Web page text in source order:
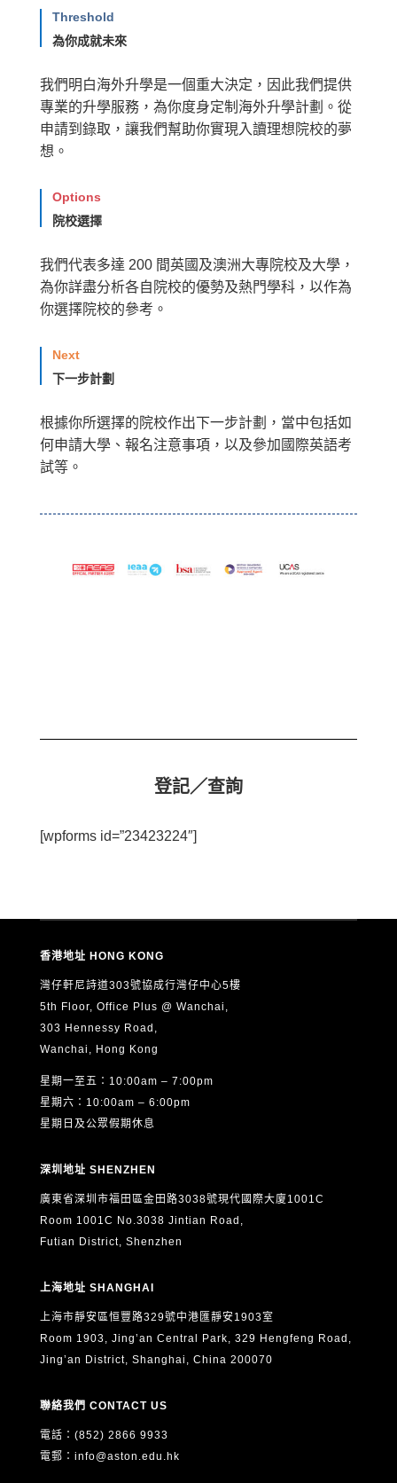
Threshold
為你成就未來
我們明白海外升學是一個重大決定，因此我們提供
專業的升學服務，為你度身定制海外升學計劃。從
申請到錄取，讓我們幫助你實現入讀理想院校的夢
想。
Options
院校選擇
我們代表多達 200 間英國及澳洲大專院校及大學，
為你詳盡分析各自院校的優勢及熱門學科，以作為
你選擇院校的參考。
Next
下一步計劃
根據你所選擇的院校作出下一步計劃，當中包括如
何申請大學、報名注意事項，以及參加國際英語考
試等。
登記／查詢
[wpforms id=”23423224″]
香港地址 HONG KONG
灣仔軒尼詩道303號協成行灣仔中心5樓
5th Floor, Office Plus @ Wanchai,
303 Hennessy Road,
Wanchai, Hong Kong
星期一至五：10:00am – 7:00pm
星期六：10:00am – 6:00pm
星期日及公眾假期休息
深圳地址 SHENZHEN
廣東省深圳市福田區金田路3038號現代國際大廈1001C
Room 1001C No.3038 Jintian Road,
Futian District, Shenzhen
上海地址 SHANGHAI
上海市靜安區恒豐路329號中港匯靜安1903室
Room 1903, Jing’an Central Park, 329 Hengfeng Road,
Jing’an District, Shanghai, China 200070
聯絡我們 CONTACT US
電話：(852) 2866 9933
電郵： info@aston.edu.hk